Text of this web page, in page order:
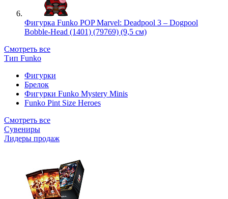
Фигурка Funko POP Marvel: Deadpool 3 – Dogpool
Bobble-Head (1401) (79769) (9,5 см)
Смотреть все
Тип Funko
Фигурки
Брелок
Фигурки Funko Mystery Minis
Funko Pint Size Heroes
Смотреть все
Сувениры
Лидеры продаж